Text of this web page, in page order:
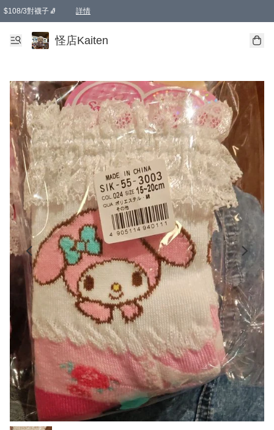
$108/3對襪子🧦 詳情
卡通傘☂️2把8折
購物滿 HKD 650.00即享免運費優惠！（適用於 本地送貨、本地取貨 )
怪店Kaiten